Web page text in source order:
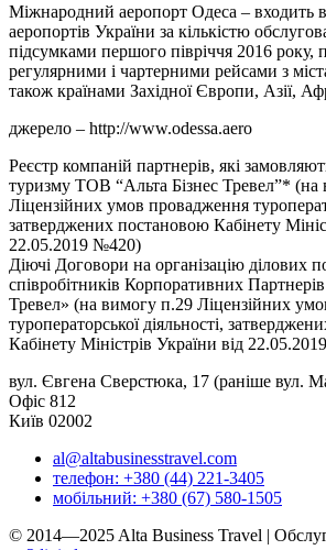
Міжнародний аеропорт Одеса –
аеропортів України за кількістю
підсумками першого півріччя 2016 року,
регулярними і чартерними рейсами з
також країнами Західної Європи, Азії,
джерело – http://www.odessa.aero
Реєстр компаній партнерів, які
туризму ТОВ “Альта Бізнес Тревел”* (на
Ліцензійних умов провадження
затверджених постановою Кабінету
22.05.2019 №420)
Діючі Договори на організацію ділових
співробітників Корпоративних
Тревел» (на вимогу п.29 Ліцензійних
туроператорської діяльності,
Кабінету Міністрів України від
вул. Євгена Сверстюка, 17 (раніше вул.
Офіс 812
Київ 02002
al@altabusinesstravel.com
телефон: +380 (44) 221-3405
мобільний: +380 (67) 580-1505
© 2014—2025 Alta Business Travel |